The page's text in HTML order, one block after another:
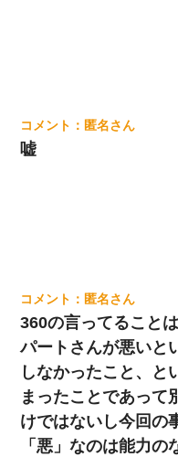
匿名
嘘
匿名
360の言ってること
パートさんが悪いと
しなかったこと、と
まったことであって
けではないし今回の
「悪」なのは能力